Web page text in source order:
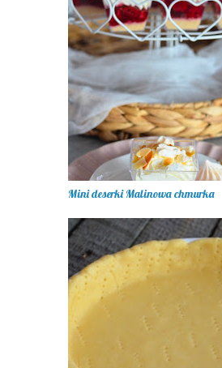
Mini deserki Malinowa chmurka